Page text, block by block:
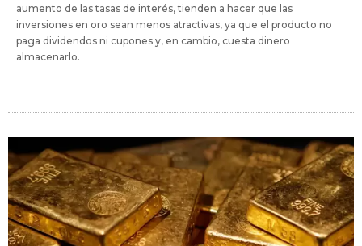
aumento de las tasas de interés, tienden a hacer que las
inversiones en oro sean menos atractivas, ya que el producto no
paga dividendos ni cupones y, en cambio, cuesta dinero
almacenarlo.